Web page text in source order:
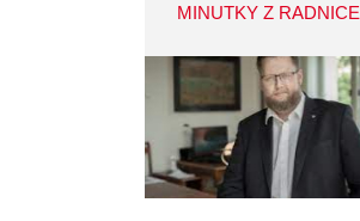
MINUTKY Z RADNICE